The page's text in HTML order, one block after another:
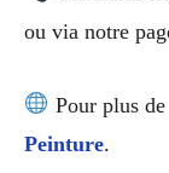
ou via notre
Pour plus
Peinture.